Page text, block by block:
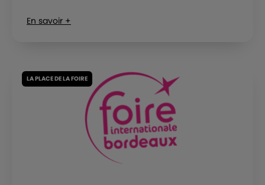
En savoir +
LA PLACE DE LA FOIRE